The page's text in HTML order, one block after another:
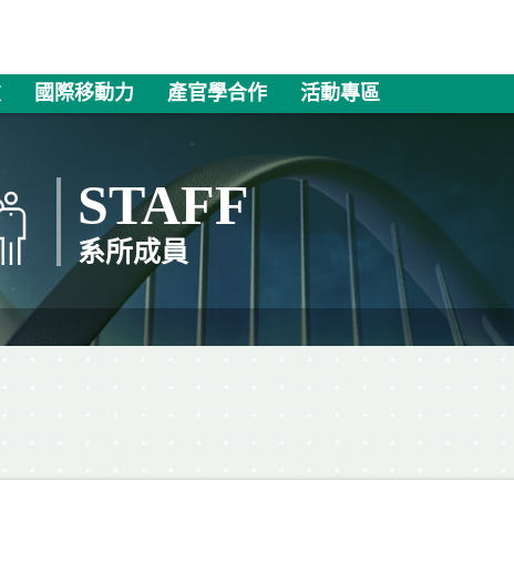
國際移動力 產官學合作 活動專區
STAFF
系所成員